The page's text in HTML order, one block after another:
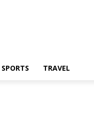
SPORTS TRAVEL